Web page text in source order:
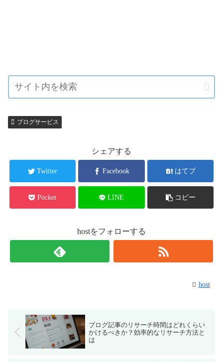
ブログサービス
シェアする
Twitter Facebook はてブ
Pocket LINE コピー
hostをフォローする
host
ブログ記事のリサーチ時間はどれくらい
かけるべきか？効率的なリサーチ方法と
は